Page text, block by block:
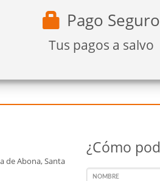
Pago Seguro
Tus pagos a salvo
de Abona, Santa
¿Cómo
NOMBRE